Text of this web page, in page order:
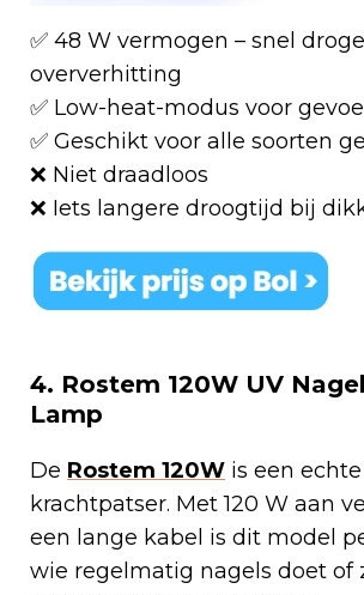
✅ 48 W vermogen – snel
oververhitting
✅ Low-heat-modus voor
✅ Geschikt voor alle soorten
❌ Niet draadloos
❌ Iets langere droogtijd bij
4. Rostem 120W UV
Lamp
De Rostem 120W is een echte
krachtpatser. Met 120 W aan
een lange kabel is dit model
wie regelmatig nagels doet of